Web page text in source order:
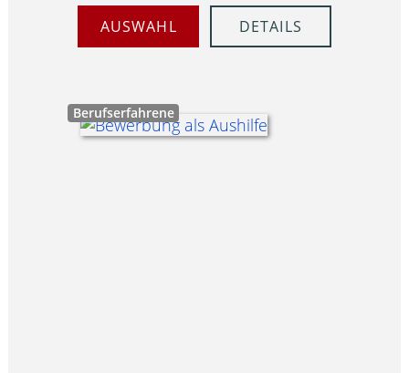
AUSWAHL DETAILS
Berufserfahrene